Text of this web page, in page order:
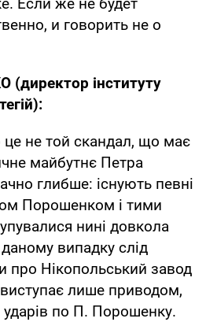
и говорить не о
інституту
не той скандал, що має
майбутнє Петра
глибше: існують певні
Порошенком і тими
нині довкола
випадку слід
про Нікопольський завод
лише приводом,
по П. Порошенку.